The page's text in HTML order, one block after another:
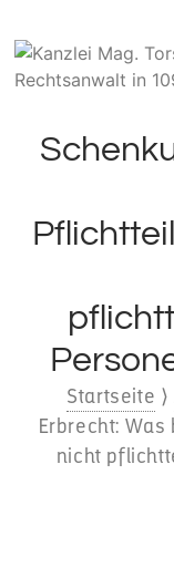
Startseite ⟩
Erbrecht:
nicht